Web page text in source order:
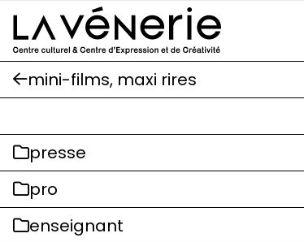
Aller au contenu principal
mini-films, maxi rires
presse
pro
enseignant